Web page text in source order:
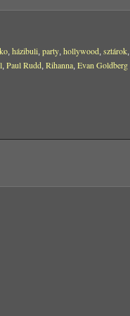
, házibuli, party, hollywood, sztárok,
, Paul Rudd, Rihanna, Evan Goldberg